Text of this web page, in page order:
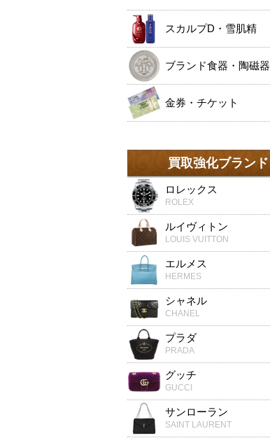
スカルプD・雪肌精
ブランド食器・陶磁器
金券・チケット
買取強化ブランド
ロレックス
ROLEX
ルイヴィトン
LOUIS VUITTON
エルメス
HERMES
シャネル
CHANEL
プラダ
PRADA
グッチ
GUCCI
サンローラン
SAINT LAURENT